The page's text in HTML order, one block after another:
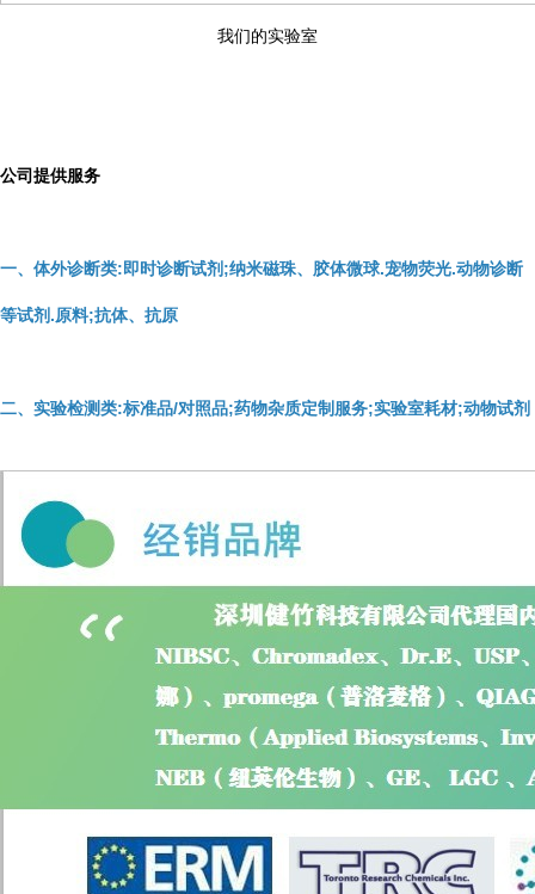
我们的实验室
公司提供服务
一、体外诊断类:即时诊断试剂;纳米磁珠、胶体微球.宠物荧光.动物诊断
等试剂.原料;抗体、抗原
二、实验检测类:标准品/对照品;药物杂质定制服务;实验室耗材;动物试剂